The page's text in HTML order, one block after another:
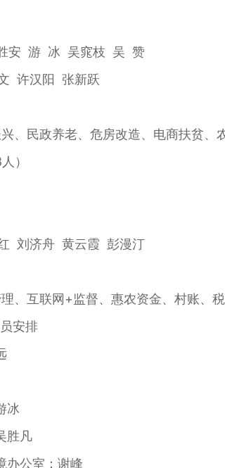
游 冰 吴窕枝 吴 赞
汉阳 张新跃
民政养老、危房改造、电商扶贫、农
）
济舟 黄云霞 彭漫汀
互联网+监督、惠农资金、村账、税
安排
冰
胜凡
公室：谢峰